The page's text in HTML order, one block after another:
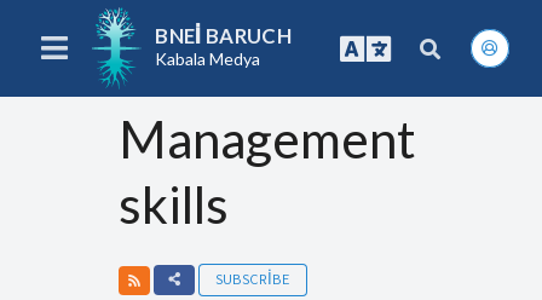
BNEI BARUCH
Kabala Medya
Management
skills
SUBSCRIBE